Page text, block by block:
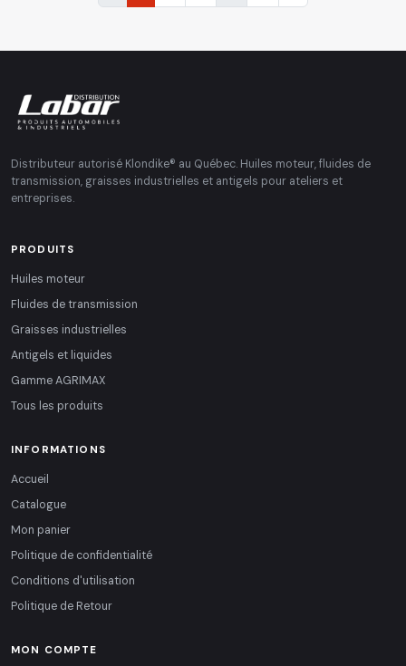
Distributeur autorisé Klondike® au Québec. Huiles moteur, fluides de
transmission, graisses industrielles et antigels pour ateliers et
entreprises.
PRODUITS
Huiles moteur
Fluides de transmission
Graisses industrielles
Antigels et liquides
Gamme AGRIMAX
Tous les produits
INFORMATIONS
Accueil
Catalogue
Mon panier
Politique de confidentialité
Conditions d'utilisation
Politique de Retour
MON COMPTE